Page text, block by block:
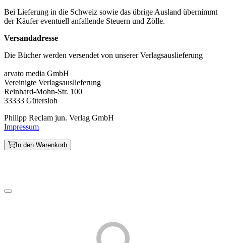
Bei Lieferung in die Schweiz sowie das übrige Ausland übernimmt
der Käufer eventuell anfallende Steuern und Zölle.
Versandadresse
Die Bücher werden versendet von unserer Verlagsauslieferung
arvato media GmbH
Vereinigte Verlagsauslieferung
Reinhard-Mohn-Str. 100
33333 Gütersloh
Philipp Reclam jun. Verlag GmbH
Impressum
In den Warenkorb